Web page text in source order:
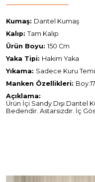
Kumaş: Dantel Kumaş
Kalıp: Tam Kalıp
Ürün Boyu: 150 Cm
Yaka Tipi: Hakim Yaka
Yıkama: Sadece Kuru
Manken Özellikleri:
Açıklama:
Ürün İçi Sandy Dışı Dantel
Bedendir. Astarsızdır. İç